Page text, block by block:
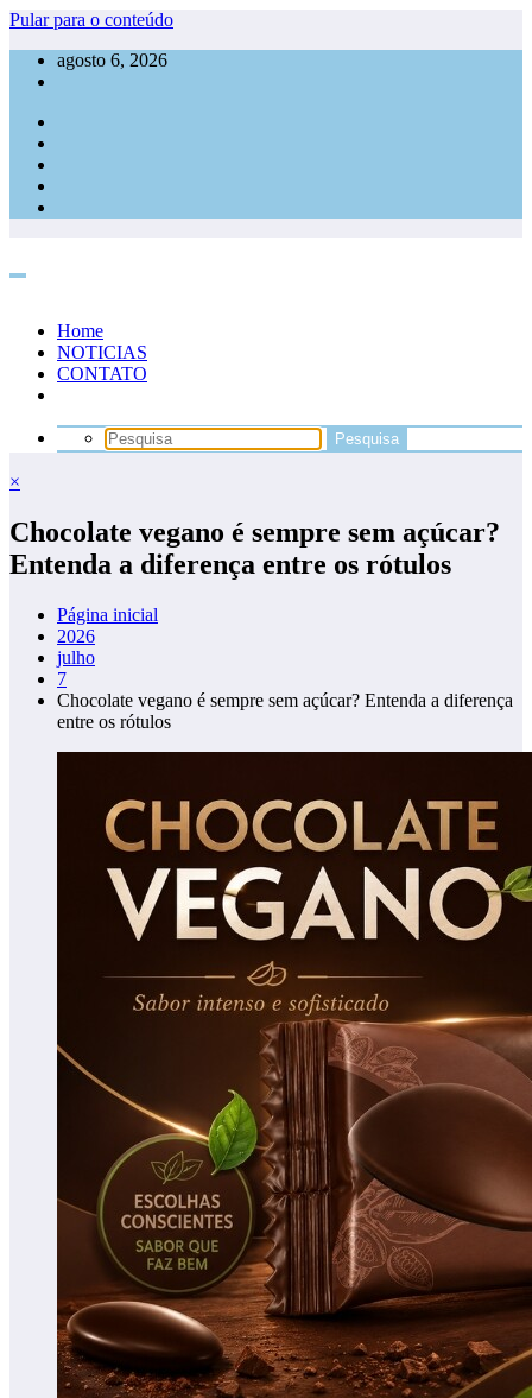
Pular para o conteúdo
agosto 6, 2026
Home
NOTICIAS
CONTATO
×
Chocolate vegano é sempre sem açúcar?
Entenda a diferença entre os rótulos
Página inicial
2026
julho
7
Chocolate vegano é sempre sem açúcar? Entenda a diferença
entre os rótulos